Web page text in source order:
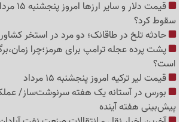
قیمت دلار
سقوط کرد؟
حادثه تلخ در طاقانک؛ دو مرد در استخر
پشت پرده عجله ترامپ برای هرمز؛چرا
است؟
قیمت لیر ترکیه امروز پنجشنبه 15 مرداد
بورس در آستانه یک هفته سرنوشت‌ساز/
پیش‌بینی هفته آینده